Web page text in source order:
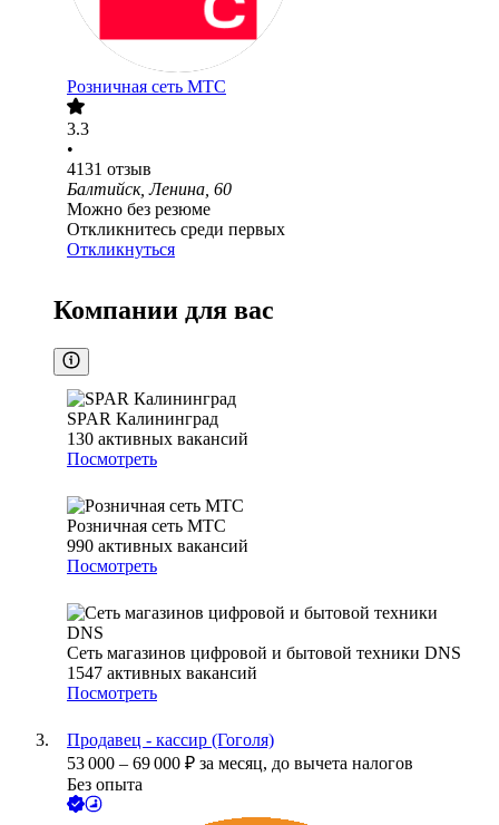
Розничная сеть МТС
3.3
•
4131 отзыв
Балтийск, Ленина, 60
Можно без резюме
Откликнитесь среди первых
Откликнуться
Компании для вас
SPAR Калининград
130 активных вакансий
Посмотреть
Розничная сеть МТС
990 активных вакансий
Посмотреть
Сеть магазинов цифровой и бытовой техники DNS
1547 активных вакансий
Посмотреть
Продавец - кассир (Гоголя)
53 000 – 69 000 ₽ за месяц, до вычета налогов
Без опыта